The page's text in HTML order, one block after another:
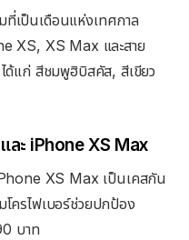
เป็นเดือนแห่งเทศกาล
XS, XS Max และสาย
ด้แก่ สีชมพูฮิบิสคัส, สีเขียว
ละ iPhone XS Max
XS Max เป็นเคสกัน
ครไฟเบอร์ช่วยปกป้อง
บาท